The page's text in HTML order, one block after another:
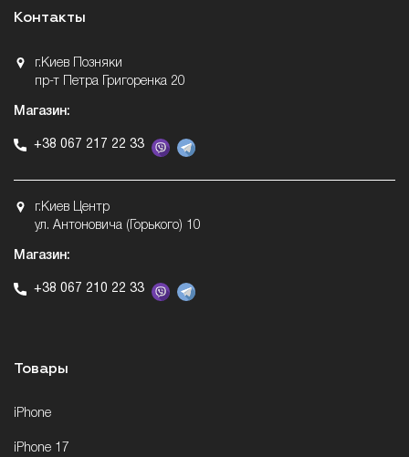
Контакты
г.Киев Позняки
пр-т Петра Григоренка 20
Магазин:
+38 067 217 22 33
г.Киев Центр
ул. Антоновича (Горького) 10
Магазин:
+38 067 210 22 33
Товары
iPhone
iPhone 17